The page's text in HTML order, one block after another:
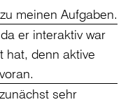
meinen Aufgaben.
er interaktiv war
hat, denn aktive
sehr